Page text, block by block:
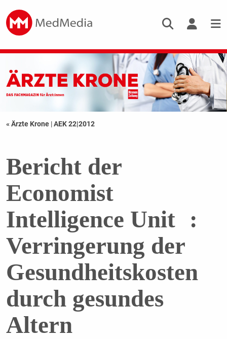
« Ärzte Krone |AEK 22|2012
Bericht der
Economist
Intelligence Unit :
Verringerung der
Gesundheitskosten
durch gesundes
Altern